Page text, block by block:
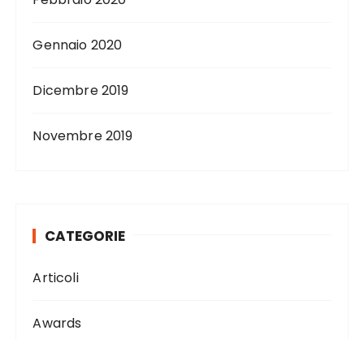
Gennaio 2020
Dicembre 2019
Novembre 2019
CATEGORIE
Articoli
Awards